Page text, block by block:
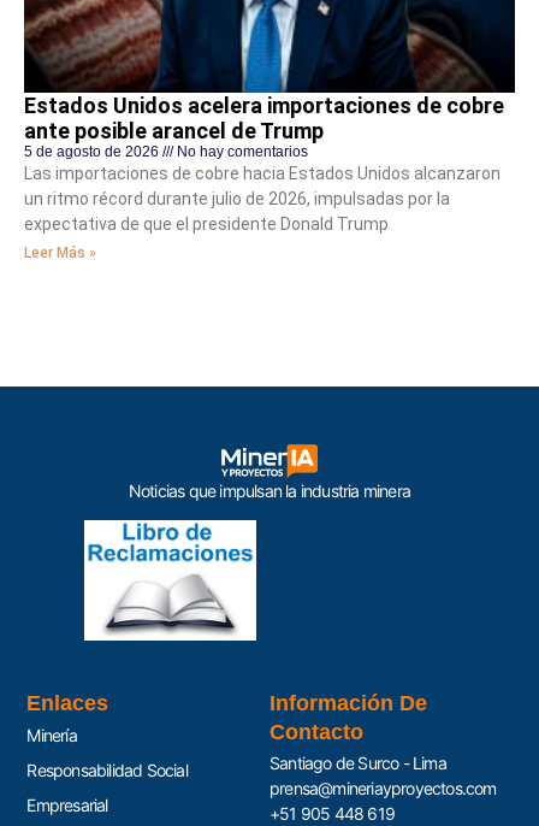
Estados Unidos acelera importaciones de cobre
ante posible arancel de Trump
5 de agosto de 2026 No hay comentarios
Las importaciones de cobre hacia Estados Unidos alcanzaron
un ritmo récord durante julio de 2026, impulsadas por la
expectativa de que el presidente Donald Trump
Leer Más »
Noticias que impulsan la industria minera
Enlaces
Minería
Responsabilidad Social
Empresarial
Información De
Contacto
Santiago de Surco - Lima
prensa@mineriayproyectos.com
+51 905 448 619